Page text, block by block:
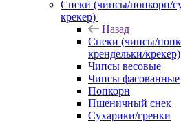
Снеки (чипсы/попкорн/
крекер)
Назад
Снеки (чипсы/
крендельки/крекер)
Чипсы весовые
Чипсы фасованные
Попкорн
Пшеничный снек
Сухарики/гренки